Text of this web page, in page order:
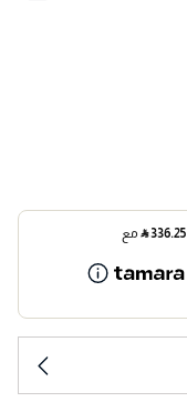
336.25
⃁ مع